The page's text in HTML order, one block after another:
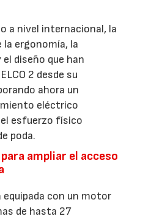
a nivel internacional, la
la ergonomía, la
diseño que han
2 desde su
ahora un
eléctrico
esfuerzo físico
poda.
ampliar el acceso
con un motor
de hasta 27